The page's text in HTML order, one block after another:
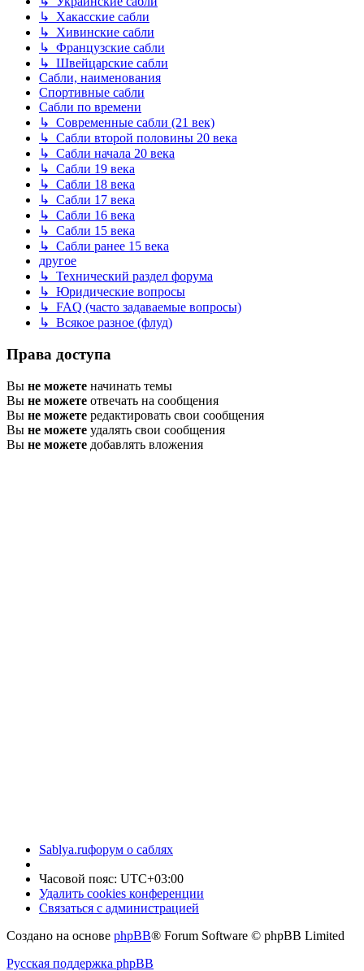
↳ Хакасские сабли
↳ Хивинские сабли
↳ Французские сабли
↳ Швейцарские сабли
Сабли, наименования
Спортивные сабли
Сабли по времени
↳ Современные сабли (21 век)
↳ Сабли второй половины 20 века
↳ Сабли начала 20 века
↳ Сабли 19 века
↳ Сабли 18 века
↳ Сабли 17 века
↳ Сабли 16 века
↳ Сабли 15 века
↳ Сабли ранее 15 века
другое
↳ Технический раздел форума
↳ Юридические вопросы
↳ FAQ (часто задаваемые вопросы)
↳ Всякое разное (флуд)
Права доступа
Вы не можете начинать темы
Вы не можете отвечать на сообщения
Вы не можете редактировать свои сообщения
Вы не можете удалять свои сообщения
Вы не можете добавлять вложения
Sablya.ruфорум о саблях
Часовой пояс: UTC+03:00
Удалить cookies конференции
Связаться с администрацией
Создано на основе phpBB® Forum Software © phpBB Limited
Русская поддержка phpBB